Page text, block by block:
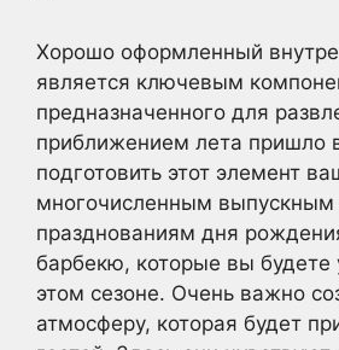
Хорошо оформленный
является ключевым
предназначенного для
приближением лета пришло
подготовить этот элемент
многочисленным выпускным
празднованиям дня
барбекю, которые вы будете
этом сезоне. Очень важно
атмосферу, которая будет